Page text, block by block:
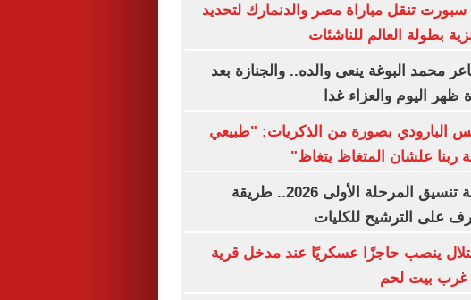
سبورت تنقل مباراة مصر والدنمارك لتحديد
بطولة العالم للناشئات
محمد البوغة ينعى والده.. والجنازة بعد
ظهر اليوم والعزاء غدا
البارودي بصورة من الذكريات: "طبيعي
ربنا علشان المتغاظ يتغاظ"
نتيجة تنسيق المرحلة الأولى 2026.. طريقة
على الترشيح للكليات
ينصب حاجزًا عسكريًا عند مدخل قرية
غرب بيت لحم